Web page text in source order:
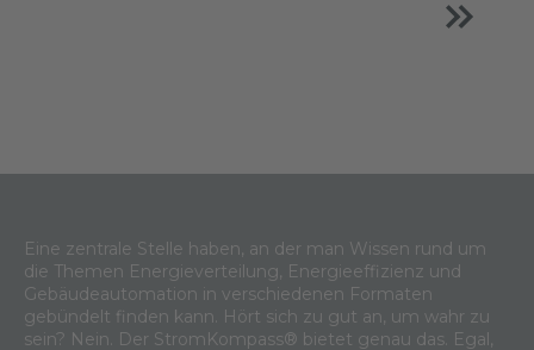
Eine zentrale Stelle haben, an der man Wissen rund um
die Themen Energieverteilung, Energieeffizienz und
Gebäudeautomation in verschiedenen Formaten
gebündelt finden kann. Hört sich zu gut an, um wahr zu
sein? Nein. Der StromKompass® bietet genau das. Egal,